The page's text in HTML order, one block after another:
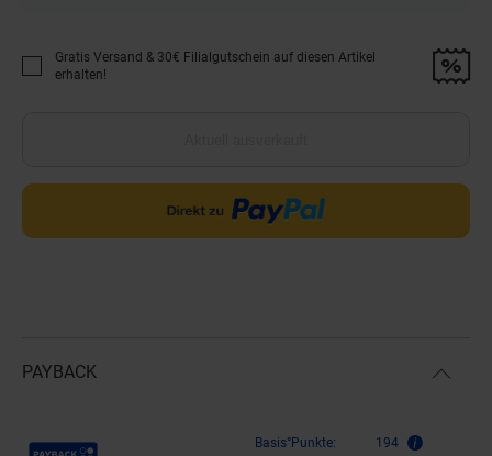
Promotion "Gratis Versand &amp; 30€ Filialgutschein auf diesen Artikel
Gratis Versand & 30€ Filialgutschein auf diesen Artikel
erhalten!
PAYBACK
Payback Punkte Basis°Punkte:
194